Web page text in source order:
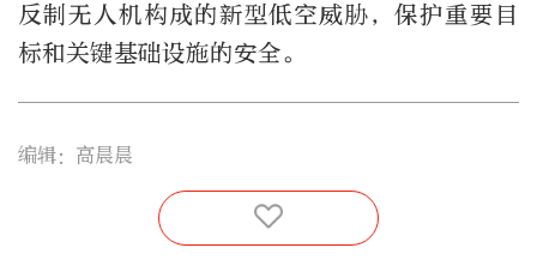
反制无人机构成的新型低空威胁，保护重要目
标和关键基础设施的安全。
编辑：高晨晨